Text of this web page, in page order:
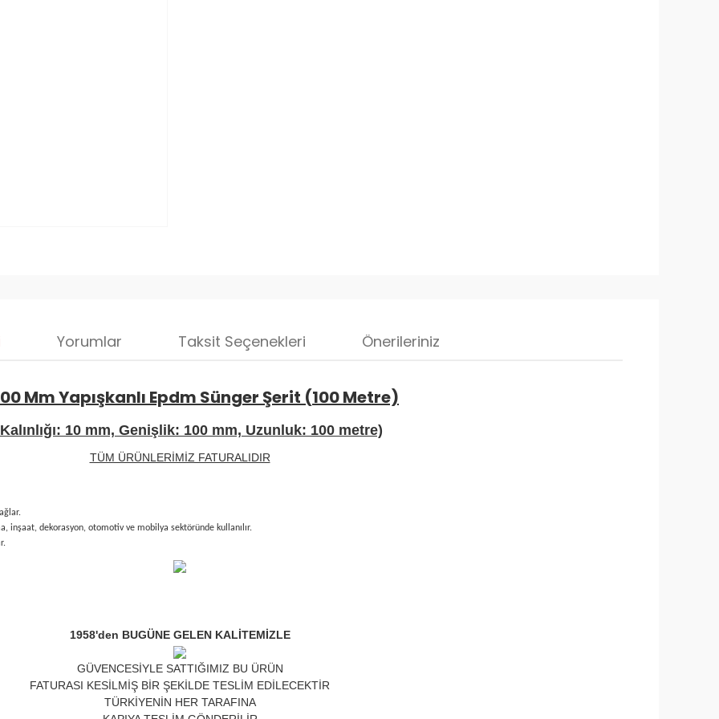
Yorumlar Taksit Seçenekleri Önerileriniz
Mm Yapışkanlı Epdm Sünger Şerit (100 Metre)
10 mm, Genişlik: 100 mm, Uzunluk: 100 metre)
TÜM ÜRÜNLERİMİZ FATURALIDIR
inşaat, dekorasyon, otomotiv ve mobilya sektöründe kullanılır.
1958'den BUGÜNE GELEN KALİTEMİZLE
GÜVENCESİYLE SATTIĞIMIZ BU ÜRÜN
FATURASI KESİLMİŞ BİR ŞEKİLDE TESLİM EDİLECEKTİR
TÜRKİYENİN HER TARAFINA